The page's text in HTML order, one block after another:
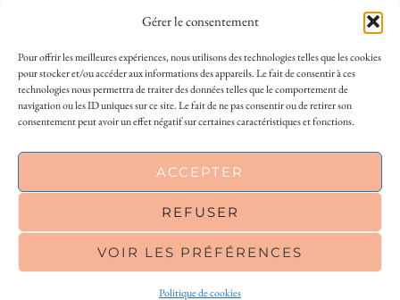
This site uses cookies to deliver its services
agree to its use of cookies. Learn more
OK
Gérer le consentement
Pour offrir les meilleures expériences, nous utilisons des technologies telles que les cookies
pour stocker et/ou accéder aux informations des appareils. Le fait de consentir à ces
technologies nous permettra de traiter des données telles que le comportement de
navigation ou les ID uniques sur ce site. Le fait de ne pas consentir ou de retirer son
consentement peut avoir un effet négatif sur certaines caractéristiques et fonctions.
ACCEPTER
REFUSER
VOIR LES PRÉFÉRENCES
Politique de cookies
Rochelle, tenu par une locale ? Vous êtes au bon endroit. Que vous
soyez Rochelais·e ou de passage dans notre belle ville, j’espère que mes
articles vous aideront à profiter de La Rochelle comme un·e vrai·e
initié·e. !
© 2026LE SO GIRLY BLOG
THEME CREATED BY